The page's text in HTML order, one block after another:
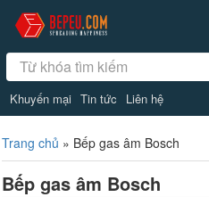
Khuyến mại Tin tức Liên hệ
Trang chủ » Bếp gas âm Bosch
Bếp gas âm Bosch